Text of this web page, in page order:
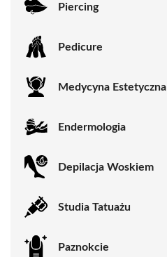
Piercing
Pedicure
Medycyna Estetyczna
Endermologia
Depilacja Woskiem
Studia Tatuażu
Paznokcie